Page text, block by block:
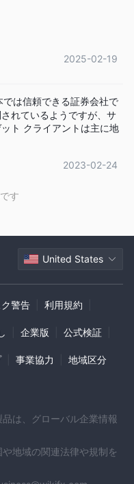
マージン1.64%–1.92%
お勧めします！
2025-02-19
では信頼できる証券会社で
れているようですが、サ
ト クライアントは主に地
2023-02-24
す
United States
ク警告 利用規約
企業版 公式検証
事業協力 地域区分
は、グローバル企業情報
地域の関連法律や規制を